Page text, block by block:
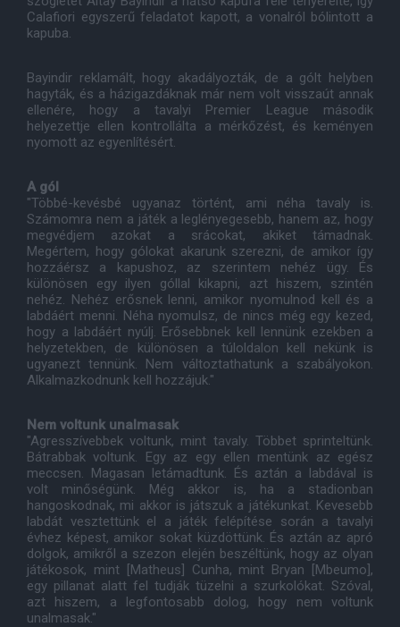
Calafiori egyszerű feladatot kapott, a vonalról bólintott a
kapuba.
Bayindir reklamált, hogy akadályozták, de a gólt helyben
hagyták, és a házigazdáknak már nem volt visszaút annak
ellenére, hogy a tavalyi Premier League második
helyezettje ellen kontrollálta a mérkőzést, és keményen
nyomott az egyenlítésért.
A gól
"Többé-kevésbé ugyanaz történt, ami néha tavaly is.
Számomra nem a játék a leglényegesebb, hanem az, hogy
megvédjem azokat a srácokat, akiket támadnak.
Megértem, hogy gólokat akarunk szerezni, de amikor így
hozzáérsz a kapushoz, az szerintem nehéz ügy. És
különösen egy ilyen góllal kikapni, azt hiszem, szintén
nehéz. Nehéz erősnek lenni, amikor nyomulnod kell és a
labdáért menni. Néha nyomulsz, de nincs még egy kezed,
hogy a labdáért nyúlj. Erősebbnek kell lennünk ezekben a
helyzetekben, de különösen a túloldalon kell nekünk is
ugyanezt tennünk. Nem változtathatunk a szabályokon.
Alkalmazkodnunk kell hozzájuk."
Nem voltunk unalmasak
"Agresszívebbek voltunk, mint tavaly. Többet sprinteltünk.
Bátrabbak voltunk. Egy az egy ellen mentünk az egész
meccsen. Magasan letámadtunk. És aztán a labdával is
volt minőségünk. Még akkor is, ha a stadionban
hangoskodnak, mi akkor is játszuk a játékunkat. Kevesebb
labdát vesztettünk el a játék felépítése során a tavalyi
évhez képest, amikor sokat küzdöttünk. És aztán az apró
dolgok, amikről a szezon elején beszéltünk, hogy az olyan
játékosok, mint [Matheus] Cunha, mint Bryan [Mbeumo],
egy pillanat alatt fel tudják tüzelni a szurkolókat. Szóval,
azt hiszem, a legfontosabb dolog, hogy nem voltunk
unalmasak."